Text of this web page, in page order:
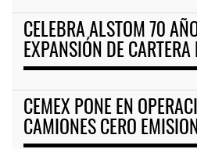
CELEBRA ALSTOM 70
EXPANSIÓN DE
CEMEX PONE EN
CAMIONES CERO